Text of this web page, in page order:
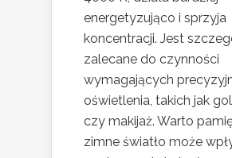
energetyzująco i sprzyja
koncentracji. Jest
zalecane do czynności
wymagających
oświetlenia, takich jak
czy makijaż. Warto
zimne światło może